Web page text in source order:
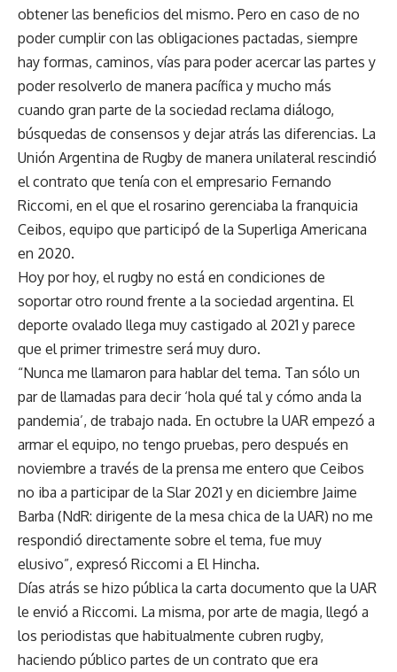
obtener las beneficios del mismo. Pero en caso de no
poder cumplir con las obligaciones pactadas, siempre
hay formas, caminos, vías para poder acercar las partes y
poder resolverlo de manera pacífica y mucho más
cuando gran parte de la sociedad reclama diálogo,
búsquedas de consensos y dejar atrás las diferencias. La
Unión Argentina de Rugby de manera unilateral rescindió
el contrato que tenía con el empresario Fernando
Riccomi, en el que el rosarino gerenciaba la franquicia
Ceibos, equipo que participó de la Superliga Americana
en 2020.
Hoy por hoy, el rugby no está en condiciones de
soportar otro round frente a la sociedad argentina. El
deporte ovalado llega muy castigado al 2021 y parece
que el primer trimestre será muy duro.
“Nunca me llamaron para hablar del tema. Tan sólo un
par de llamadas para decir ‘hola qué tal y cómo anda la
pandemia’, de trabajo nada. En octubre la UAR empezó a
armar el equipo, no tengo pruebas, pero después en
noviembre a través de la prensa me entero que Ceibos
no iba a participar de la Slar 2021 y en diciembre Jaime
Barba (NdR: dirigente de la mesa chica de la UAR) no me
respondió directamente sobre el tema, fue muy
elusivo”, expresó Riccomi a El Hincha.
Días atrás se hizo pública la carta documento que la UAR
le envió a Riccomi. La misma, por arte de magia, llegó a
los periodistas que habitualmente cubren rugby,
haciendo público partes de un contrato que era